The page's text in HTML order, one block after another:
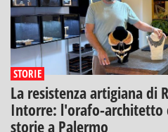
STORIE
La resistenza artigiana di
Intorre: l'orafo-architetto
storie a Palermo